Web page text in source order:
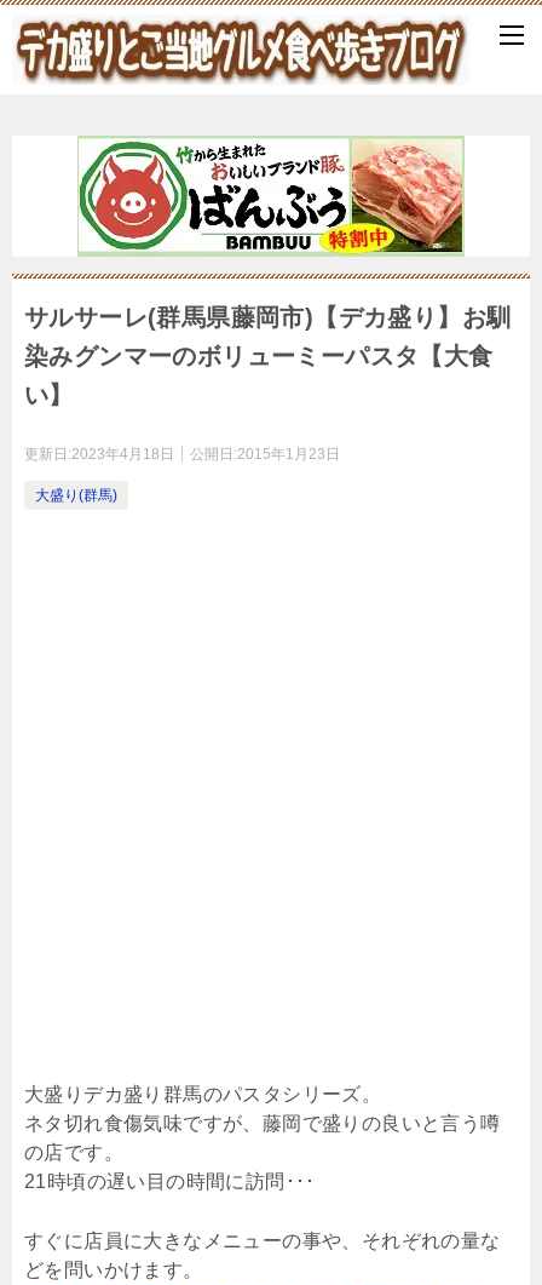
サルサーレ(群馬県藤岡市)【デカ盛り】お馴
染みグンマーのボリューミーパスタ【大食
い】
更新日:2023年4月18日 公開日:2015年1月23日
大盛り(群馬)
大盛りデカ盛り群馬のパスタシリーズ。
ネタ切れ食傷気味ですが、藤岡で盛りの良いと言う噂
の店です。
21時頃の遅い目の時間に訪問･･･
すぐに店員に大きなメニューの事や、それぞれの量な
どを問いかけます。